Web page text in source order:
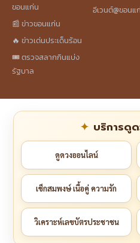
ขอนแก่น
📰 ข่าวขอนแก่น
🔥 ข่าวเด่นประเด็นร้อน
🎟️ ตรวจสลากกินแบ่ง
รัฐบาล
อีเวนต์@ขอนแ
บริการดู
ดูดวงออนไลน์
เช็กสมพงษ์ เนื้อคู่ ความรัก
วิเคราะห์เลขบัตรประชาชน